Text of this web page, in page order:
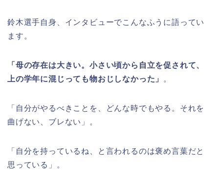
鈴木選手自身、インタビューでこんなふうに語ってい
ます。
「母の存在は大きい。小さい頃から自立を促されて、
上の学年に混じっても物おじしなかった」 。
「自分がやるべきことを、どんな時でもやる。それを
曲げない、ブレない」。
「自分を持っているね、と言われるのは褒め言葉だと
思っている」。